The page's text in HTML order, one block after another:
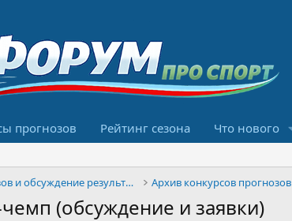
прогнозов Рейтинг сезона Что нового
Конкурсы прогнозов и обсуждение результатов Архив конкурсов прогнозов
(обсуждение и заявки)